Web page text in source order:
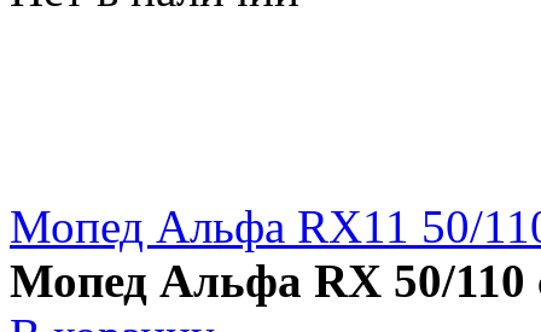
Мопед Альфа RX11 50/
Мопед Альфа RX 50/110